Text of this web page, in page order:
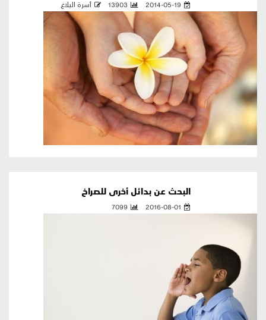
2014-05-19
13903 أسرة البلاغ
البحث عن بدائل أخرى للصراخ
2016-08-01
7099